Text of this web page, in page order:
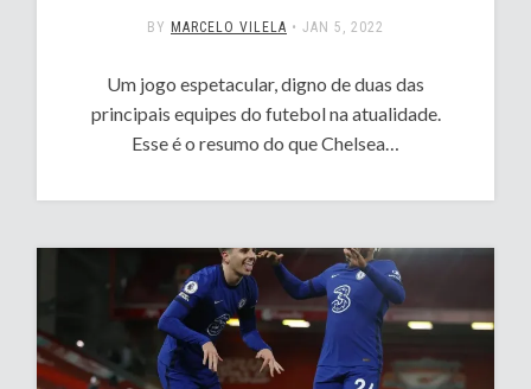
BY MARCELO VILELA • JAN 5, 2022
Um jogo espetacular, digno de duas das
principais equipes do futebol na atualidade.
Esse é o resumo do que Chelsea…